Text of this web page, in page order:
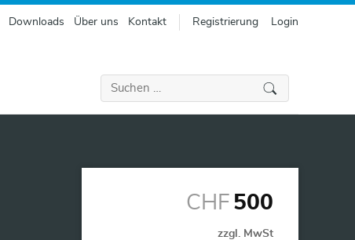
Downloads Über uns Kontakt Registrierung Login
Suchen
nach:
CHF 500
zzgl. MwSt